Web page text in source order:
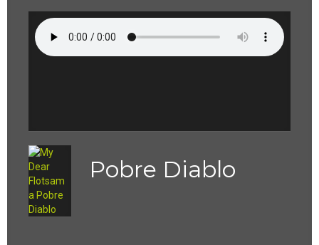
Pobre Diablo